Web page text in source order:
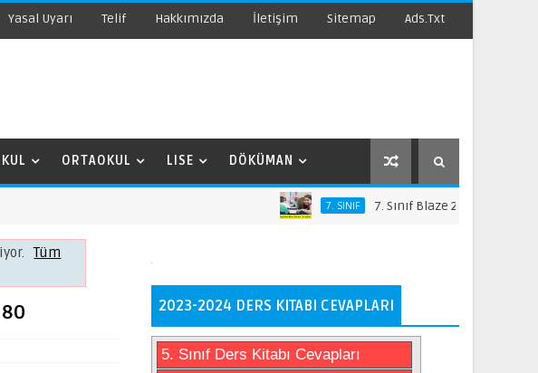
Yasal Uyarı Telif Hakkımızda İletişim Sitemap Ads.txt
ORTAOKUL LISE DÖKÜMAN
7. SINIF 7. Sınıf Blaze 2 İngilizce Ders Kitabı
Tüm
2023-2024 DERS KITABI CEVAPLARI
5. Sınıf Ders Kitabı Cevapları